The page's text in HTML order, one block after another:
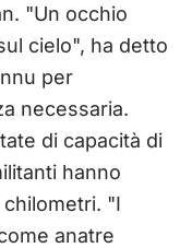
"Un occhio
cielo", ha detto
per
necessaria.
di capacità di
hanno
"I
anatre